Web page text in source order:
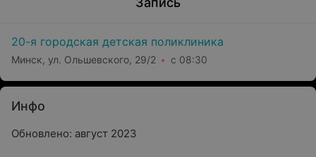
20-я городская детская поликлиника
Минск, ул. Ольшевского, 29/2 с 08:30
Инфо
Обновлено: август 2023